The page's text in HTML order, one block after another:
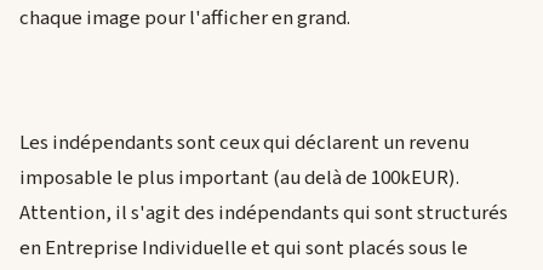
chaque image pour l'afficher en grand.
Les indépendants sont ceux qui déclarent un revenu
imposable le plus important (au delà de 100kEUR).
Attention, il s'agit des indépendants qui sont structurés
en Entreprise Individuelle et qui sont placés sous le